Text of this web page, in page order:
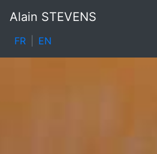
Alain STEVENS
FR EN